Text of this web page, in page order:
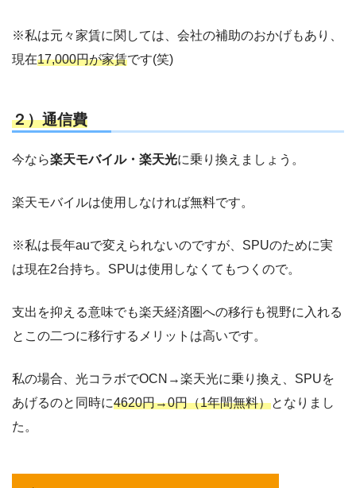
※私は元々家賃に関しては、会社の補助のおかげもあり、
現在17,000円が家賃です(笑)
２）通信費
今なら楽天モバイル・楽天光に乗り換えましょう。
楽天モバイルは使用しなければ無料です。
※私は長年auで変えられないのですが、SPUのために実
は現在2台持ち。SPUは使用しなくてもつくので。
支出を抑える意味でも楽天経済圏への移行も視野に入れる
とこの二つに移行するメリットは高いです。
私の場合、光コラボでOCN→楽天光に乗り換え、SPUを
あげるのと同時に4620円→0円（1年間無料）となりまし
た。